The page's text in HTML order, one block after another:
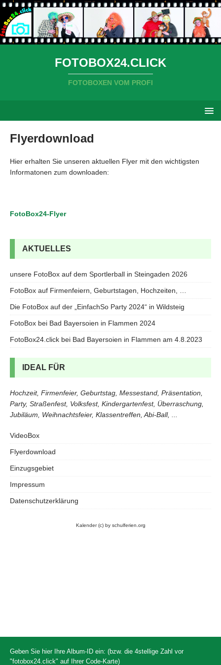
FOTOBOX24.CLICK
FOTOBOXEN VOM PROFI
Flyerdownload
Hier erhalten Sie unseren aktuellen Flyer mit den wichtigsten
Informatonen zum downloaden:
FotoBox24-Flyer
AKTUELLES
unsere FotoBox auf dem Sportlerball in Steingaden 2026
FotoBox auf Firmenfeiern, Geburtstagen, Hochzeiten, …
Die FotoBox auf der „EinfachSo Party 2024“ in Wildsteig
FotoBox bei Bad Bayersoien in Flammen 2024
FotoBox24.click bei Bad Bayersoien in Flammen am 4.8.2023
IDEAL FÜR
Hochzeit, Firmenfeier, Geburtstag, Messestand, Präsentation,
Party, Straßenfest, Volksfest, Kindergartenfest, Überraschung,
Jubiläum, Weihnachtsfeier, Klassentreffen, Abi-Ball, ...
VideoBox
Flyerdownload
Einzugsgebiet
Impressum
Datenschutzerklärung
Kalender(c) by schulferien.org
Geben Sie hier Ihre Album-ID ein: (bzw. die 4stellige Zahl vor
"fotobox24.click" auf Ihrer Code-Karte)